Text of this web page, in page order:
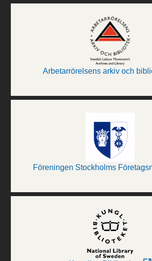
Arbetarrörelsens arkiv och
Föreningen Stockholms